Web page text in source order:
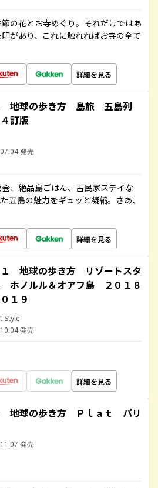
の花とお寺めぐり。それだけではあ
があり、これに触れればお寺の全て
詳細を見る
地球の歩き方 島旅 五島列
訂版
発売
、絶品島ごはん、古民家ステイな
五島の魅力をギュッと凝縮。さあ、
詳細を見る
１ 地球の歩き方 リゾートスタ
ホノルル＆オアフ島 ２０１８
１９
Style
発売
詳細を見る
地球の歩き方 Ｐｌａｔ パリ
発売